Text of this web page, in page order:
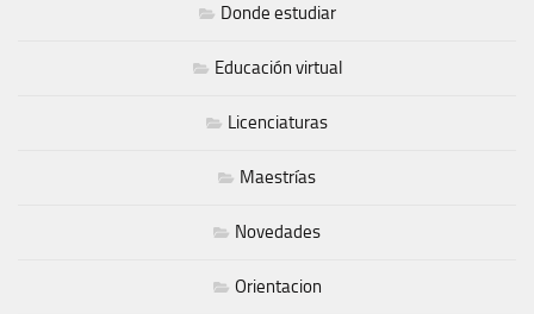
Donde estudiar
Educación virtual
Licenciaturas
Maestrías
Novedades
Orientacion